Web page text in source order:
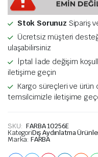
Stok Sorunuz Sipariş
Ücretsiz müşteri
ulaşabilirsiniz
İptal İade değişim
iletişime geçin
Kargo süreçleri ve ürün
temsilcimizle iletişime
SKU: FARBA 10256E
KategoriDış Aydınlatma
Marka: FARBA